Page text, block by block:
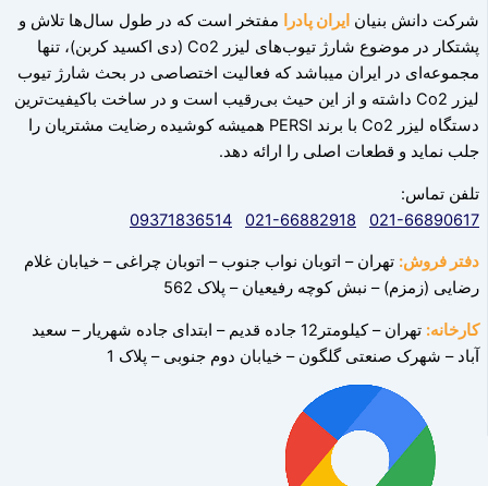
شرکت دانش بنیان ایران پادرا
مفتخر است که در طول سال‌ها تلاش و
پشتکار در موضوع شارژ تیوب‌های لیزر Co2 (دی اکسید کربن)، تنها
مجموعه‌ای در ایران میباشد که فعالیت اختصاصی در بحث شارژ تیوب
لیزر Co2 داشته و از این حیث بی‌رقیب است و در ساخت باکیفیت‌ترین
دستگاه لیزر Co2 با برند PERSI همیشه کوشیده رضایت مشتریان را
جلب نماید و قطعات اصلی را ارائه دهد.‌
تلفن تماس:
021-66890617
021-66882918
09371836514
دفتر فروش: تهران – اتوبان نواب جنوب – اتوبان چراغی – خیابان غلام
رضایی (زمزم) – نبش کوچه رفیعیان – پلاک 562
کارخانه:
تهران – کیلومتر12 جاده قدیم – ابتدای جاده شهریار – سعید
آباد – شهرک صنعتیگلگون – خیابان دوم جنوبی – پلاک 1